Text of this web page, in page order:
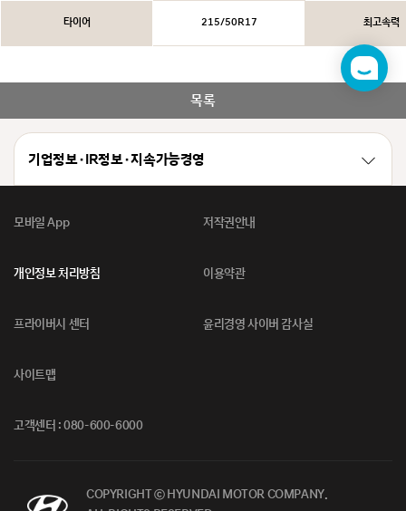
타이어 215/50R17 최고속력
목록
챗
봇
기업정보 · IR정보 · 지속가능경영
모바일 App 저작권안내
개인정보 처리방침 이용약관
프라이버시 센터 윤리경영 사이버 감사실
사이트맵
고객센터 : 080-600-6000
COPYRIGHT ⓒ HYUNDAI MOTOR COMPANY.